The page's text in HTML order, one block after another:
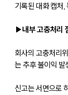
기록된 대화 캡처,
▶내부 고충처리
회사의 고충처리
는 추후 불이익 발
신고는 서면으로